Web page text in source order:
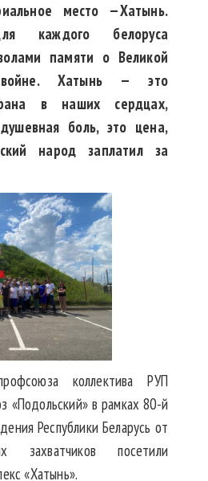
место —Хатынь.
каждого белоруса
памяти о Великой
войне. Хатынь — это
в наших сердцах,
боль, это цена,
народ заплатил за
коллектива РУП
«Подольский» в рамках 80-й
Республики Беларусь от
захватчиков посетили
«Хатынь».